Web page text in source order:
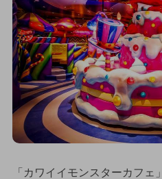
「カワイイモンスターカフ